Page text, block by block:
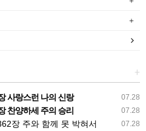
+
07.28
사랑스런 나의 신랑
07.28
찬양하세 주의 승리
07.28
장 주와 함께 못 박혀서